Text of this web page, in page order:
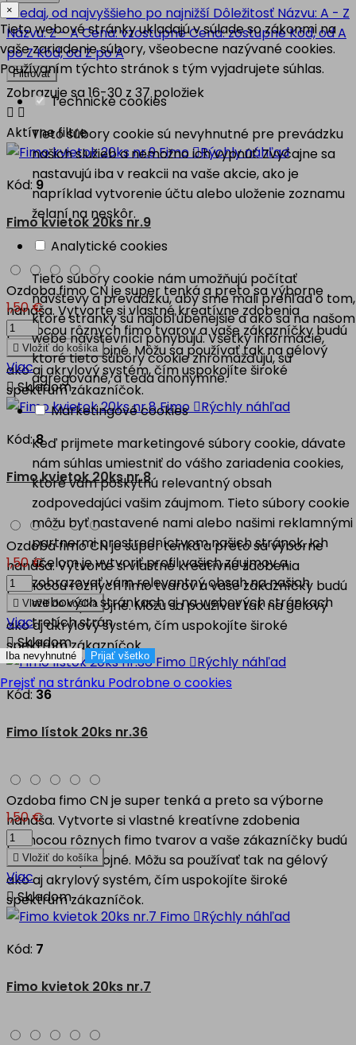
Predaj, od najvyššieho po najnižší Dôležitosť Názvu: A - Z
Názvu: Z - ACena: vzostupneCena: zostupneKód, od A
po ZKód, od Z po A
Filtrovať
Zobrazuje sa 16-30 z 37 položiek
 
Aktívne filtre
Rýchly náhľad
Kód: 9
Fimo kvietok 20ks nr.9
Ozdoba fimo CN je super tenká a preto sa výborne
nanáša. Vytvorte si vlastné kreatívne zdobenia
pomocou rôznych fimo tvarov a vaše zákazníčky budú
nad mieru spokojné. Môžu sa používať tak na gélový
ako aj akrylový systém, čím uspokojíte široké
spektrum zákazníčok.
1,50 €
 Vložiť do košíka
Viac
Skladom
Rýchly náhľad
Kód:8
Fimo kvietok 20ks nr.8
Ozdoba fimo CN je super tenká a preto sa výborne
nanáša. Vytvorte si vlastné kreatívne zdobenia
pomocou rôznych fimo tvarov a vaše zákazníčky budú
nad mieru spokojné. Môžu sa používať tak na gélový
ako aj akrylový systém, čím uspokojíte široké
spektrum zákazníčok.
1,50 €
 Vložiť do košíka
Viac
Skladom
Rýchly náhľad
Kód:36
Fimo lístok 20ks nr.36
Ozdoba fimo CN je super tenká a preto sa výborne
nanáša. Vytvorte si vlastné kreatívne zdobenia
pomocou rôznych fimo tvarov a vaše zákazníčky budú
nad mieru spokojné. Môžu sa používať tak na gélový
ako aj akrylový systém, čím uspokojíte široké
spektrum zákazníčok.
1,50 €
 Vložiť do košíka
Viac
Skladom
Rýchly náhľad
Kód: 7
Fimo kvietok 20ks nr.7
×
Tieto webové stránky ukladajú v súlade so zákonmi na
vaše zariadenie súbory, všeobecne nazývané cookies.
Používaním týchto stránok s tým vyjadrujete súhlas.
Technické cookies
Tieto súbory cookie sú nevyhnutné pre prevádzku
našich služieb a nemožno ich vypnúť. Zvyčajne sa
nastavujú iba v reakcii na vaše akcie, ako je
napríklad vytvorenie účtu alebo uloženie zoznamu
želaní na neskôr.
Analytické cookies
Tieto súbory cookie nám umožňujú počítať
návštevy a prevádzku, aby sme mali prehľad o tom,
ktoré stránky sú najobľúbenejšie a ako sa na našom
webe návštevníci pohybujú. Všetky informácie,
ktoré tieto súbory cookie zhromažďujú, sú
agregované, a teda anonymné.
Marketingové cookies
Keď prijmete marketingové súbory cookie, dávate
nám súhlas umiestniť do vášho zariadenia cookies,
ktoré vám poskytnú relevantný obsah
zodpovedajúci vašim záujmom. Tieto súbory cookie
môžu byť nastavené nami alebo našimi reklamnými
partnermi prostredníctvom našich stránok. Ich
účelom je vytvoriť profil vašich záujmov a
zobrazovať vám relevantný obsah na našich
webových stránkach aj na webových stránkach
tretích strán.
Iba nevyhnutné Prijať všetko
Prejsť na stránku Podrobne o cookies